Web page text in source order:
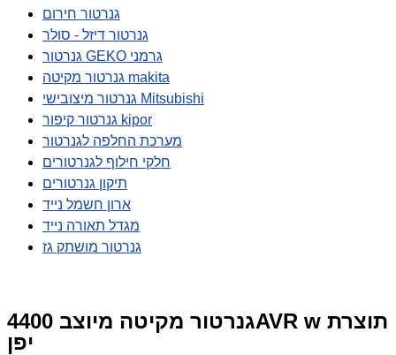
גנרטור חירום
גנרטור דיזל - סולר
גנרטור GEKO גרמני
גנרטור מקיטה makita
גנרטור מיצובישי Mitsubishi
גנרטור קיפור kipor
מערכת החלפה לגנרטור
חלקי חילוף לגנרטורים
תיקון גנרטורים
ארון חשמל נייד
מגדל תאורה נייד
גנרטור מושתק גז
גנרטור מקיטה מיוצב 4400AVR w תוצרת
יפן